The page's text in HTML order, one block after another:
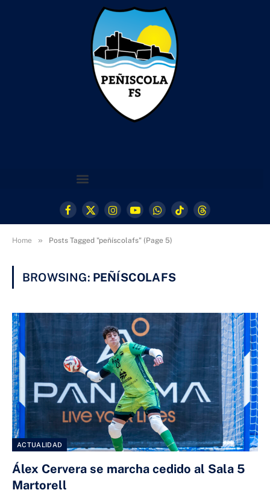
Facebook
X
(Twitter)
Instagram
YouTubeWhatsApp
TikTokThreads
Home » Posts Tagged "peñíscolafs" (Page 5)
BROWSING: PEÑÍSCOLAFS
ACTUALIDAD
Álex Cervera se marcha cedido al Sala 5
Martorell